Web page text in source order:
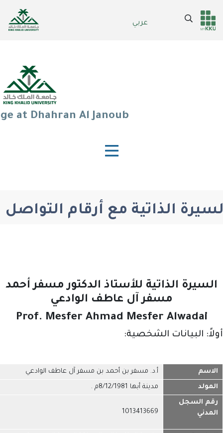
عربي
Header
Main Menu
Search
at Dhahran Al Janoub
السيرة الذاتية للأستاذ الدكتور مسفر أحمد
مسفر آل عاطف الوادعي
Prof. Mesfer Ahmad Mesfer Alwadai
أولاً: البيانات الشخصية:
الاسم أ.د. مسفر بن أحمد بن مسفر آل عاطف الوادعي
المولد مدينة أبها 8/12/1981م .
رقم السجل
المدني
1013413669